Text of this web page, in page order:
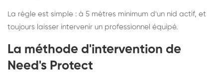
La règle est simple : à 5 mètres minimum d'un nid actif, et
toujours laisser intervenir un professionnel équipé.
La méthode d'intervention de
Need's Protect